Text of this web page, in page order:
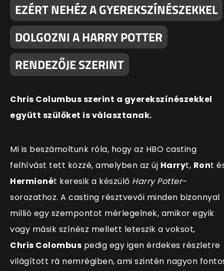
EZÉRT NEHÉZ A GYEREKSZÍNÉSZEKKEL
DOLGOZNI A HARRY POTTER
RENDEZŐJE SZERINT
Chris Columbus szerint a gyerekszínészekkel
együtt szülőket is választanak.
Mi is beszámoltunk róla, hogy az HBO casting
felhívást tett közzé, amelyben az új Harryt, Ront
Hermionét keresik a készülő Harry Potter-
sorozathoz. A casting résztvevői minden bizonnyal
millió egy szempontot mérlegelnek, amikor egyik
vagy másik színész mellett leteszik a voksot,
Chris Colombus pedig egy igen érdekes részletre
világított rá nemrégiben, ami szintén nagyon